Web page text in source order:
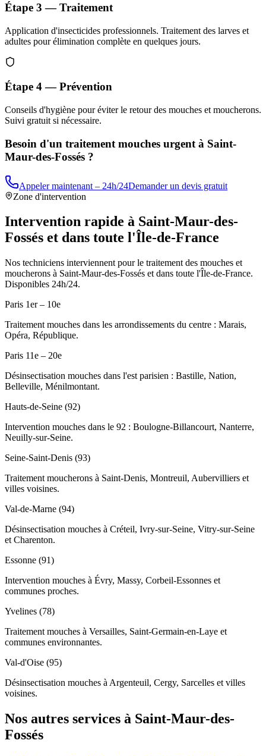
Étape 3 — Traitement
Application d'insecticides professionnels. Traitement des larves et
adultes pour élimination complète en quelques jours.
Étape 4 — Prévention
Conseils d'hygiène pour éviter le retour des mouches et moucherons.
Suivi gratuit si nécessaire.
Besoin d'un traitement mouches urgent à Saint-
Maur-des-Fossés ?
Appeler maintenant – 24h/24Demander un devis gratuit
Zone d'intervention
Intervention rapide à Saint-Maur-des-
Fossés et dans toute l'Île-de-France
Nos techniciens interviennent pour le traitement des mouches et
moucherons à Saint-Maur-des-Fossés et dans toute l'Île-de-France.
Disponibles 24h/24.
Paris 1er – 10e
Traitement mouches dans les arrondissements du centre : Marais,
Opéra, République.
Paris 11e – 20e
Désinsectisation mouches dans l'est parisien : Bastille, Nation,
Belleville, Ménilmontant.
Hauts-de-Seine (92)
Intervention mouches dans le 92 : Boulogne-Billancourt, Nanterre,
Neuilly-sur-Seine.
Seine-Saint-Denis (93)
Traitement moucherons à Saint-Denis, Montreuil, Aubervilliers et
villes voisines.
Val-de-Marne (94)
Désinsectisation mouches à Créteil, Ivry-sur-Seine, Vitry-sur-Seine
et Charenton.
Essonne (91)
Intervention mouches à Évry, Massy, Corbeil-Essonnes et
communes proches.
Yvelines (78)
Traitement mouches à Versailles, Saint-Germain-en-Laye et
communes environnantes.
Val-d'Oise (95)
Désinsectisation mouches à Argenteuil, Cergy, Sarcelles et villes
voisines.
Nos autres services à Saint-Maur-des-
Fossés